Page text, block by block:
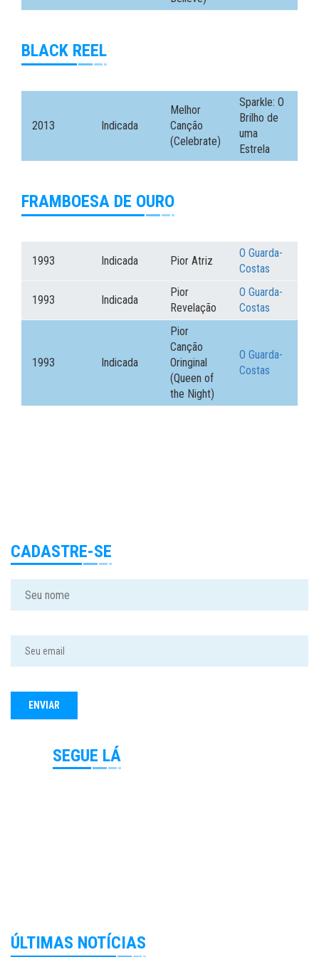
BLACK REEL
2013 Indicada
Melhor
Canção
(Celebrate)
Sparkle: O
Brilho de
uma
Estrela
FRAMBOESA DE OURO
1993 Indicada Pior Atriz
O Guarda-
Costas
1993 Indicada
Pior
Revelação
O Guarda-
Costas
1993 Indicada
Pior
Canção
Oringinal
(Queen of
the Night)
O Guarda-
Costas
CADASTRE-SE
SEGUE LÁ
ÚLTIMAS NOTÍCIAS